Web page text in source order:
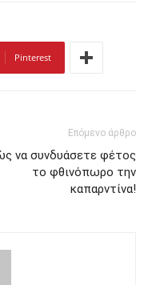
Pinterest
Επόμενο άρθρο
να συνδυάσετε φέτος
το φθινόπωρο την
καπαρντίνα!